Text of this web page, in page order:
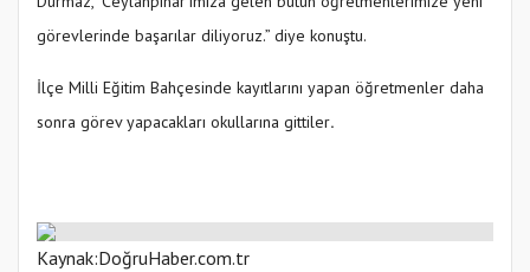
görevlerinde başarılar diliyoruz.” diye konuştu.
İlçe Milli Eğitim Bahçesinde kayıtlarını yapan öğretmenler daha
sonra görev yapacakları okullarına gittiler.
Kaynak:DoğruHaber.com.tr